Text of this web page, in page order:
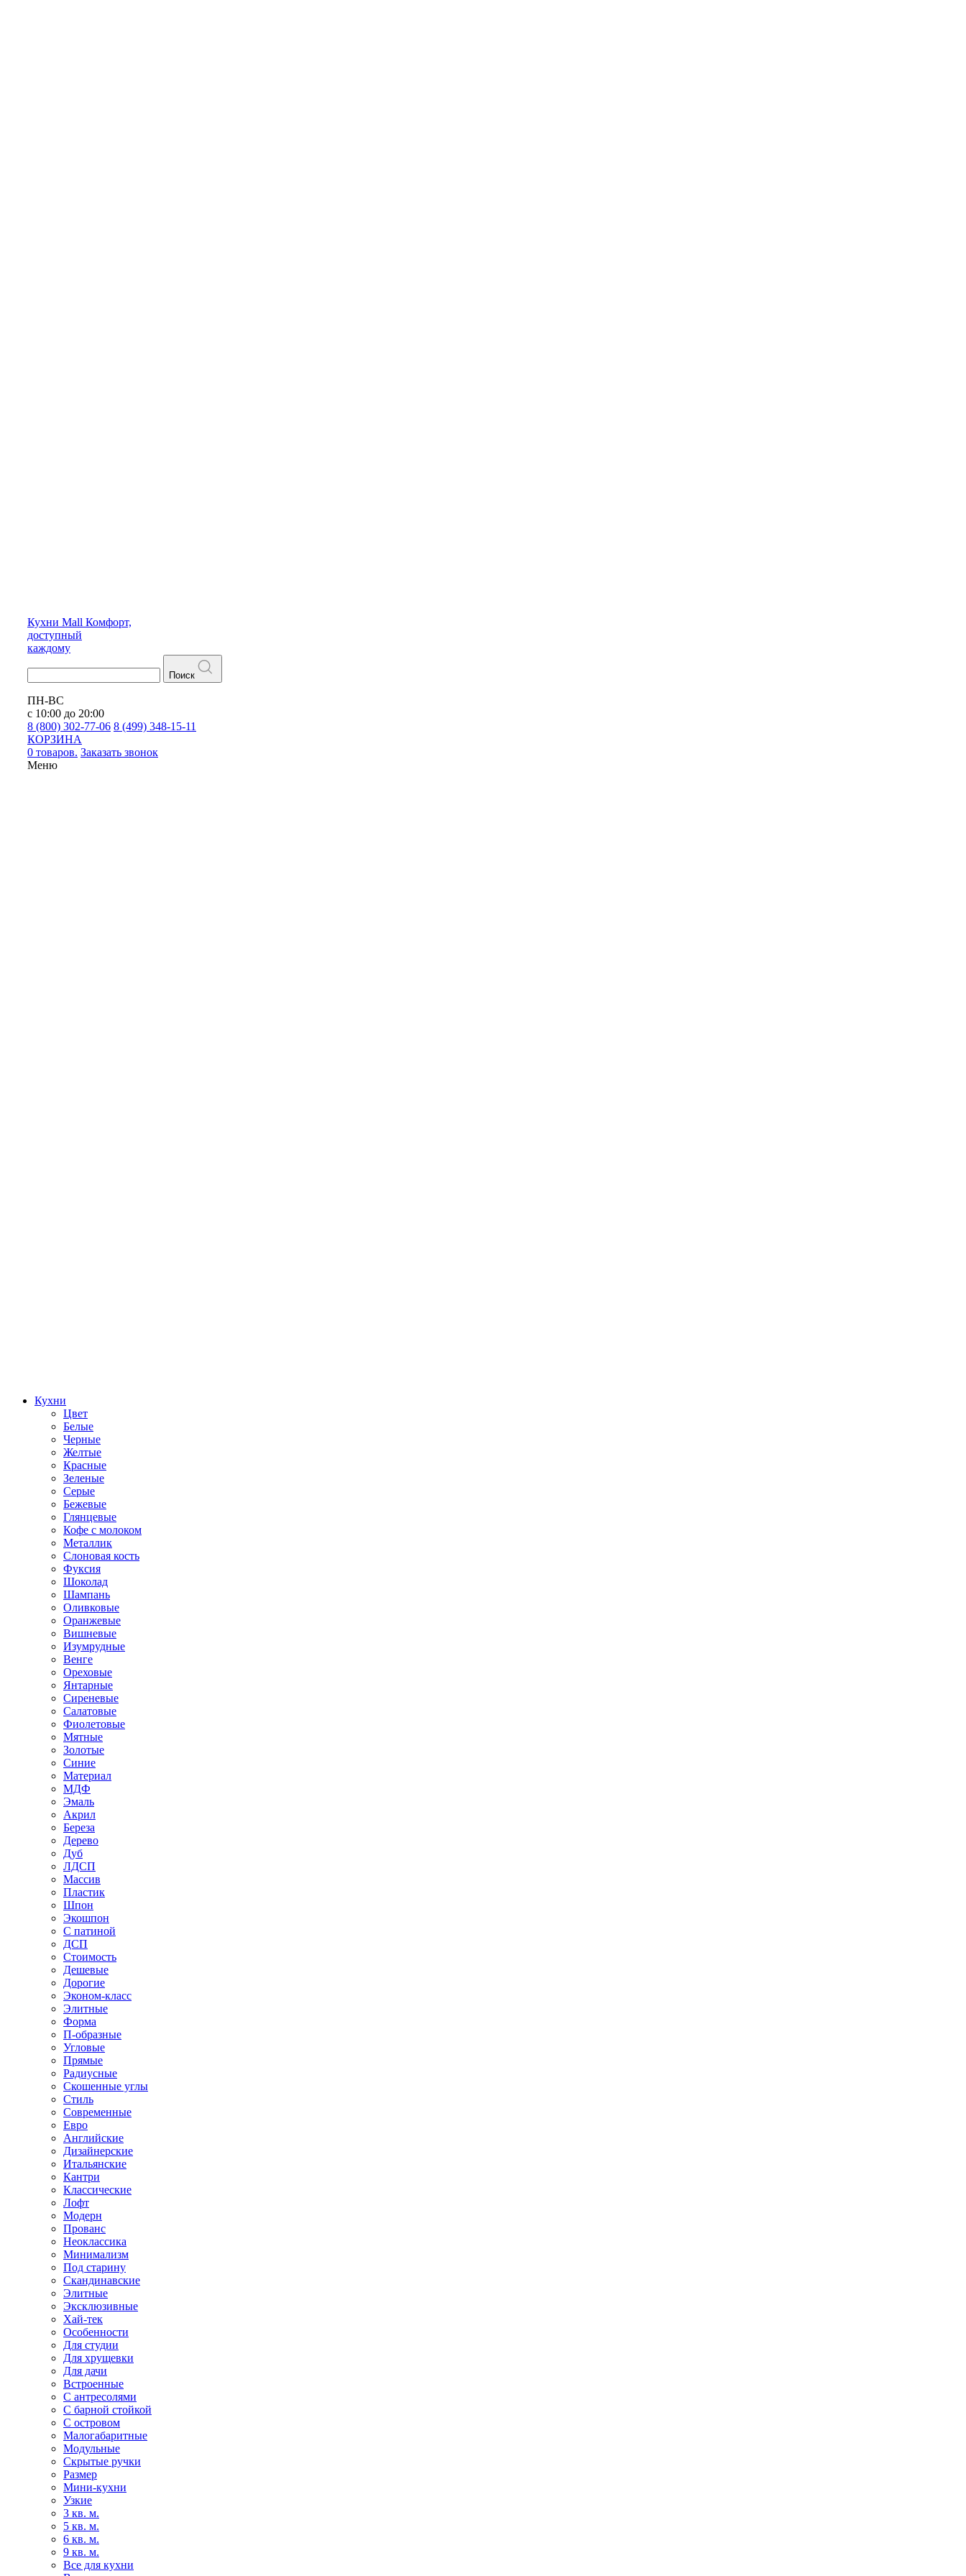
Кухни Mall Комфорт,
доступный
каждому
Поиск
ПН-ВС
с 10:00 до 20:00
8 (800) 302-77-06 8 (499) 348-15-11
КОРЗИНА
0 товаров. Заказать звонок
Меню
Кухни
Цвет
Белые
Черные
Желтые
Красные
Зеленые
Серые
Бежевые
Глянцевые
Кофе с молоком
Металлик
Слоновая кость
Фуксия
Шоколад
Шампань
Оливковые
Оранжевые
Вишневые
Изумрудные
Венге
Ореховые
Янтарные
Сиреневые
Салатовые
Фиолетовые
Мятные
Золотые
Синие
Материал
МДФ
Эмаль
Акрил
Береза
Дерево
Дуб
ЛДСП
Массив
Пластик
Шпон
Экошпон
С патиной
ДСП
Стоимость
Дешевые
Дорогие
Эконом-класс
Элитные
Форма
П-образные
Угловые
Прямые
Радиусные
Скошенные углы
Стиль
Современные
Евро
Английские
Дизайнерские
Итальянские
Кантри
Классические
Лофт
Модерн
Прованс
Неоклассика
Минимализм
Под старину
Скандинавские
Элитные
Эксклюзивные
Хай-тек
Особенности
Для студии
Для хрущевки
Для дачи
Встроенные
С антресолями
С барной стойкой
С островом
Малогабаритные
Модульные
Скрытые ручки
Размер
Мини-кухни
Узкие
3 кв. м.
5 кв. м.
6 кв. м.
9 кв. м.
Все для кухни